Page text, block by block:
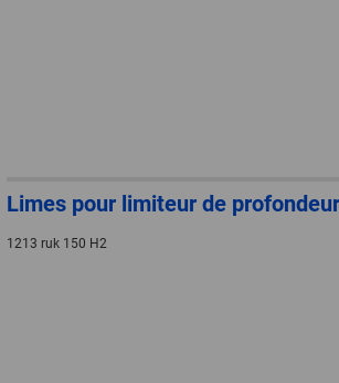
Limes pour limiteur de
1213 ruk 150 H2